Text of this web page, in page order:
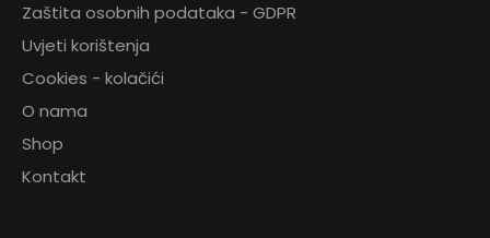
Zaštita osobnih podataka - GDPR
Uvjeti korištenja
Cookies - kolačići
O nama
Shop
Kontakt